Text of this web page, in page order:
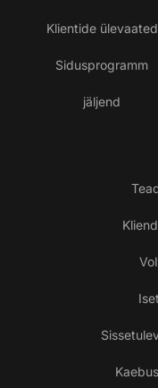
Klientide ülevaated
Sidusprogramm
jäljend